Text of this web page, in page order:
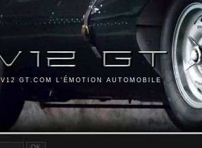
V12 GT.COM L'ÉMOTION AUTOMOBILE